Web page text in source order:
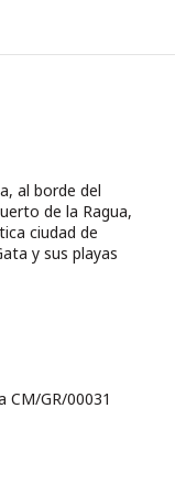
al borde del
de la Ragua,
ciudad de
y sus playas
CM/GR/00031